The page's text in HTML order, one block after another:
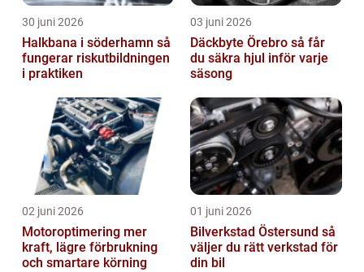
30 juni 2026
Halkbana i söderhamn så
fungerar riskutbildningen
i praktiken
03 juni 2026
Däckbyte Örebro så får
du säkra hjul inför varje
säsong
02 juni 2026
Motoroptimering mer
kraft, lägre förbrukning
och smartare körning
01 juni 2026
Bilverkstad Östersund så
väljer du rätt verkstad för
din bil